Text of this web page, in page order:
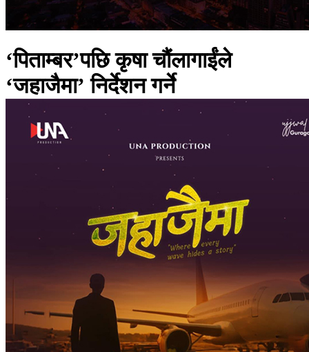
‘पिताम्बर’पछि कृषा चौंलागाईंले
‘जहाजैमा’ निर्देशन गर्ने